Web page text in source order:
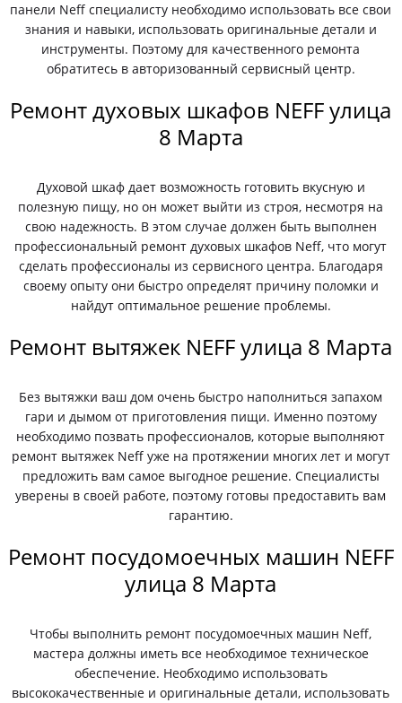
панели Neff специалисту необходимо использовать все свои
знания и навыки, использовать оригинальные детали и
инструменты. Поэтому для качественного ремонта
обратитесь в авторизованный сервисный центр.
Ремонт духовых шкафов NEFF улица
8 Марта
Духовой шкаф дает возможность готовить вкусную и
полезную пищу, но он может выйти из строя, несмотря на
свою надежность. В этом случае должен быть выполнен
профессиональный ремонт духовых шкафов Neff, что могут
сделать профессионалы из сервисного центра. Благодаря
своему опыту они быстро определят причину поломки и
найдут оптимальное решение проблемы.
Ремонт вытяжек NEFF улица 8 Марта
Без вытяжки ваш дом очень быстро наполниться запахом
гари и дымом от приготовления пищи. Именно поэтому
необходимо позвать профессионалов, которые выполняют
ремонт вытяжек Neff уже на протяжении многих лет и могут
предложить вам самое выгодное решение. Специалисты
уверены в своей работе, поэтому готовы предоставить вам
гарантию.
Ремонт посудомоечных машин NEFF
улица 8 Марта
Чтобы выполнить ремонт посудомоечных машин Neff,
мастера должны иметь все необходимое техническое
обеспечение. Необходимо использовать
высококачественные и оригинальные детали, использовать